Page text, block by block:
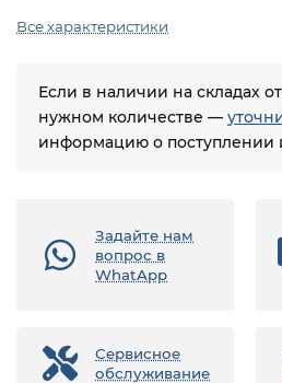
Все характеристики
Если в наличии на складах
нужном количестве —
информацию о поступлении
Задайте нам
вопрос в
WhatApp
Сервисное
обслуживание